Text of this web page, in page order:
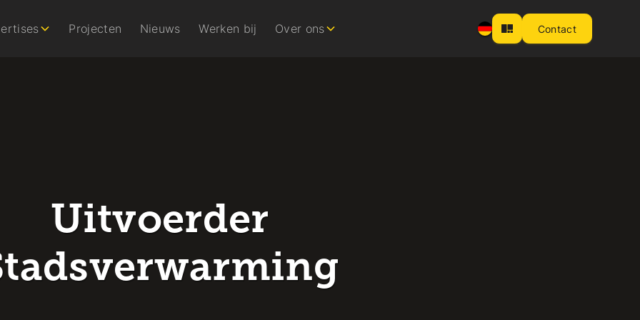
Projecten Nieuws Werken bij Over ons Contact
Uitvoerder